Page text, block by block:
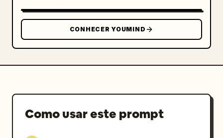
"environment": { "location": "quarto moderno
e aconchegante", "details": "penteadeira
branca com espelho de arco LED, roupa de cama
neutra, quadro com o texto 'Keor'",
de pele altamente detalhada, fios de cabelo e
rosto com profundidade de campo natural",
CONHECER YOUMIND
Como usar este prompt